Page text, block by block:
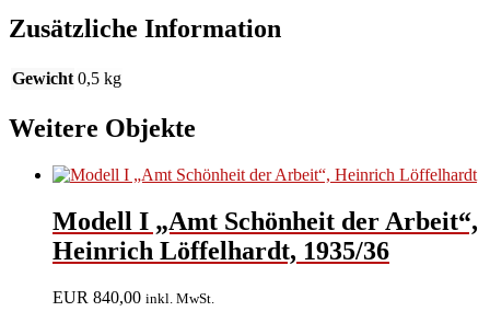
Zusätzliche Information
Gewicht 0,5 kg
Weitere Objekte
Modell I „Amt Schönheit der Arbeit“,
Heinrich Löffelhardt, 1935/36
EUR 840,00 inkl. MwSt.